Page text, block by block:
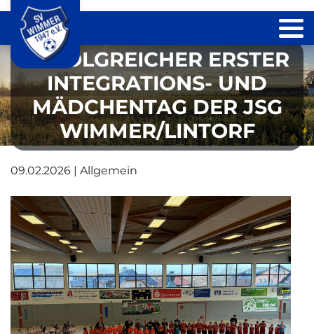
ERFOLGREICHER ERSTER
INTEGRATIONS- UND
MÄDCHENTAG DER JSG
WIMMER/LINTORF
09.02.2026 | Allgemein